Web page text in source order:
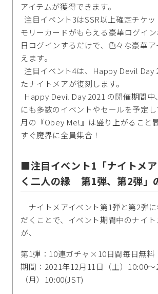
アイテムが獲得できます。
注目イベント3はSSR以上確定チケッ
モリーカードがもらえる豪華ログイ
日ログインするだけで、色々な豪華ア
えます。
注目イベント4は、Happy Devil Day
たナイトメアが復刻します。
Happy Devil Day 2021 の開催期間中
にも多数のイベントやセールを予定
月の『Obey Me!』は盛り上がること
すぐ魔界に全員集合！
■注目イベント1「ナイトメ
く二人の縁 第1弾、第2弾」
ナイトメアイベント第1弾と第2弾
だくことで、イベント期間中のナイ
が、
第1弾：10連ガチャ×10日間毎日無料
期間：2021年12月11日（土）10:00～
（月）10:00(JST)